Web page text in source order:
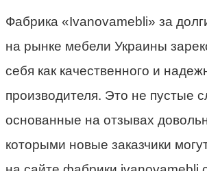
Фабрика «Ivanovamebli» за
на рынке мебели Украины
себя как качественного и
производителя. Это не пустые
основанные на отзывах
которыми новые заказчики